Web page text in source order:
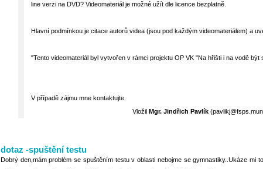
line verzi na DVD? Videomateriál je možné užít dle licence bezplatně.
Hlavní podmínkou je citace autorů videa (jsou pod každým videomateriálem) a
"Tento videomateriál byl vytvořen v rámci projektu OP VK "Na hřišti i na vodě být
V případě zájmu mne kontaktujte.
Vložil Mgr. Jindřich Pavlík
dotaz -spuštění testu
Dobrý den,mám problém se spuštěním testu v oblasti nebojme se gymnastiky..Ukáze mi